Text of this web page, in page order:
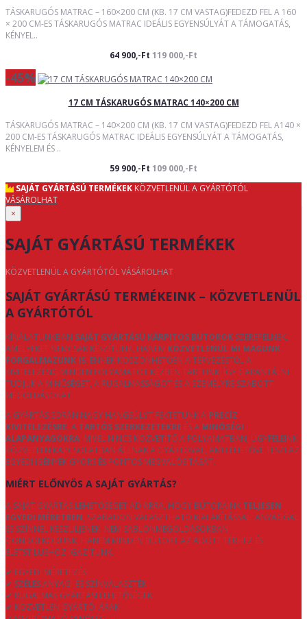
TÁSKARUGÓS MATRAC – 160×200 CM (KB. 17 CM VASTAG)FEDEZD FEL A 160
× 200 CM-ES TÁSKARUGÓS MATRAC IDEÁLIS EGYENSÚLYÁT A TÁMOGATÁS,
KÉNYEL..
64 900,-Ft 119 000,-Ft
-45%
17 CM TÁSKARUGÓS MATRAC 140×200 CM
TÁSKARUGÓS MATRAC – 140×200 CM (KB. 17 CM VASTAG)FEDEZD FEL A140 ×
200 CM-ES TÁSKARUGÓS MATRAC IDEÁLIS EGYENSÚLYÁT A TÁMOGATÁS,
KÉNYELEM ÉS ..
59 900,-Ft 109 000,-Ft
SAJÁT GYÁRTÁSÚ TERMÉKEK KÖZVETLENÜL A GYÁRTÓTÓL
VÁSÁROLHAT
×
SAJÁT GYÁRTÁSÚ TERMÉKEK
KÖZVETLENÜL A GYÁRTÓTÓL VÁSÁROLHAT
SAJÁT GYÁRTÁSÚ TERMÉKEINK – KÖZVETLENÜL
A GYÁRTÓTÓL
KÍNÁLATUNKBAN SAJÁT GYÁRTÁSÚ KÁRPITOS BÚTOROK SZEREPELNEK,
AMELYEKET NEMCSAK KÉSZÍTÜNK, HANEM KÖZVETLENÜL MI MAGUNK
FORGALMAZUNK IS. ENNEK KÖSZÖNHETŐEN A TERVEZÉSTŐL A
KIVITELEZÉSIG MINDEN FOLYAMATOT KÉZBEN TARTUNK, ÍGY GARANTÁLNI
TUDJUK A MINŐSÉGET, A RUGALMASSÁGOT ÉS A SZEMÉLYRE SZABOTT
MEGOLDÁSOKAT.
A GYÁRTÁS SORÁN NAGY HANGSÚLYT FEKTETÜNK A PRECÍZ
KIVITELEZÉSRE, A TARTÓS SZERKEZETEKRE ÉS A MINŐSÉGI
ALAPANYAGOKRA. MIVEL NINCS KÖZVETÍTŐ A FOLYAMATBAN, ÜGYFELEINK
KÖZVETLEN KAPCSOLATBAN ÁLLNAK A GYÁRTÓVAL, AMI LEHETŐVÉ TESZI AZ
EGYEDI IGÉNYEK GYORS ÉS PONTOS MEGVALÓSÍTÁSÁT.
MIÉRT ELŐNYÖS A SAJÁT GYÁRTÁS?
A SAJÁT GYÁRTÁS LEHETŐSÉGET AD ARRA, HOGY BÚTORAINK TELJESEN
EGYEDI MÉRETBEN, SZABADON VÁLASZTHATÓ KIALAKÍTÁSSAL, ANYAGGAL
ÉS SZÍNNEL KÉSZÜLJENEK. NEM SABLONMEGOLDÁSOKBAN
GONDOLKODUNK, HANEM MINDEN BÚTORT AZ ADOTT TÉRHEZ ÉS
ÉLETSTÍLUSHOZ IGAZÍTUNK.
✔ EGYEDI MÉRETEZÉS
✔ SZÉLES ANYAG- ÉS SZÍNVÁLASZTÉK
✔ RUGALMAS GYÁRTÁSI LEHETŐSÉGEK
✔ KÖZVETLEN GYÁRTÓI ÁRAK